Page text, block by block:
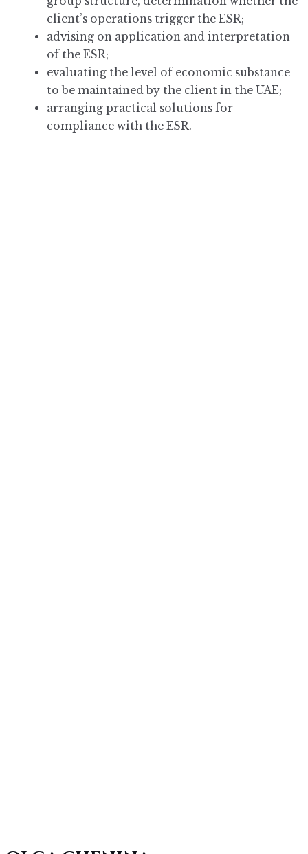
client’s operations trigger the ESR;
advising on application and interpretation
of the ESR;
evaluating the level of economic substance
to be maintained by the client in the UAE;
arranging practical solutions for
compliance with the ESR.